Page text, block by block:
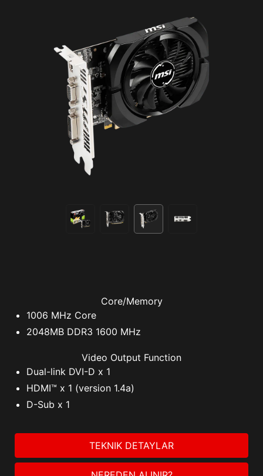
Core/Memory
1006 MHz Core
2048MB DDR3 1600 MHz
Video Output Function
Dual-link DVI-D x 1
HDMI™ x 1 (version 1.4a)
D-Sub x 1
TEKNIK DETAYLAR